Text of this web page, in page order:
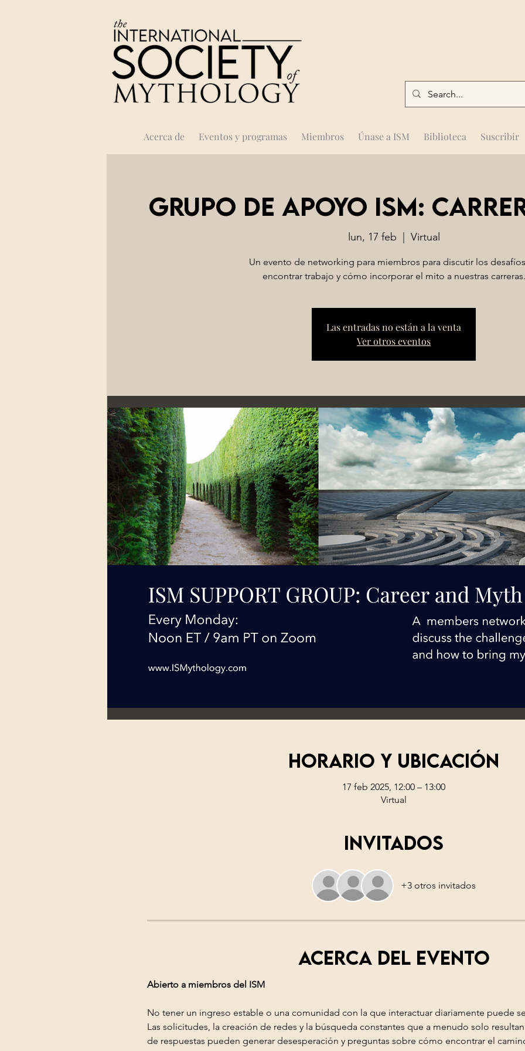
Acerca de Eventos y programas Miembros Únase a ISM Biblioteca Suscribir
Grupo de apoyo ISM:
lun, 17 feb
  |
Virtual
Un evento de networking para miembros para discutir los
encontrar trabajo y cómo incorporar el mito a nuestras carreras.
Las entradas no están a la venta
Ver otros eventos
Horario y ubicación
17 feb 2025, 12:00 – 13:00
Virtual
Invitados
+3 otros invitados
Acerca del evento
Abierto a miembros del ISM
No tener un ingreso estable o una comunidad con la que interactuar diariamente puede
Las solicitudes, la creación de redes y la búsqueda constantes que a menudo solo
de respuestas pueden generar desesperación y preguntas sobre cómo encontrar el